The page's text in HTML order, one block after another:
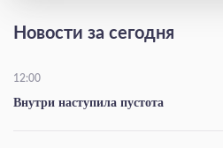
Новости за сегодня
12:00
Внутри наступила пустота